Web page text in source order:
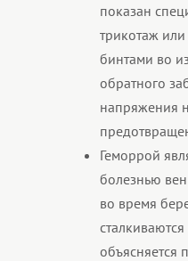
показан
трикотаж
бинтами во
обратного
напряжения
Геморрой
болезнью
во время
объясняется